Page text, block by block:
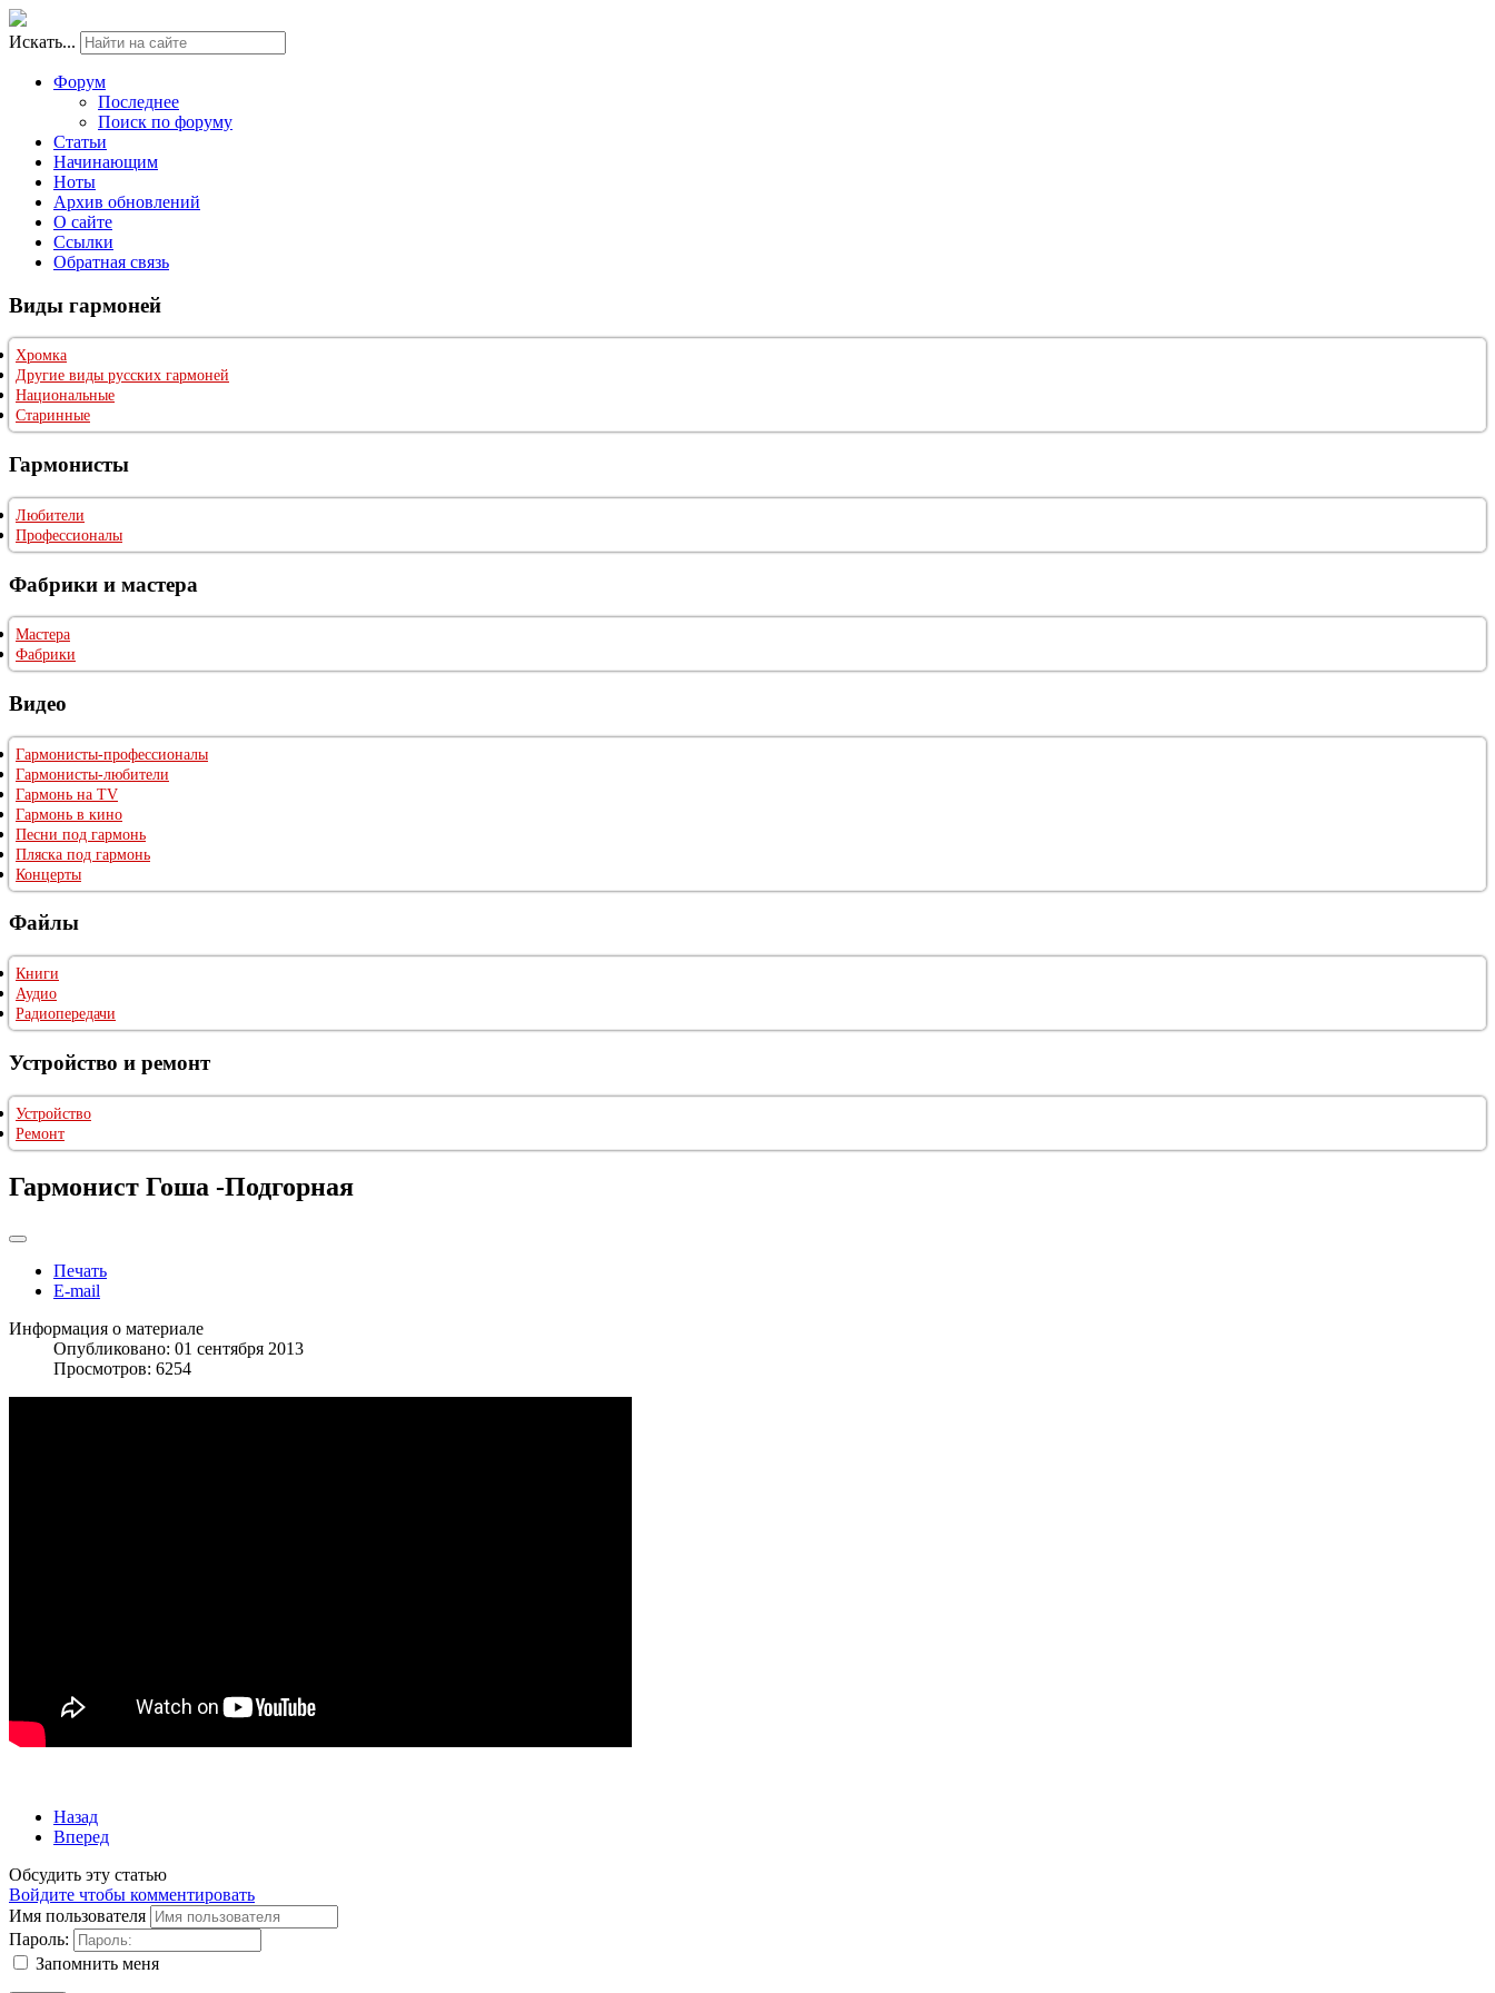
Искать...
Форум
Последнее
Поиск по форуму
Статьи
Начинающим
Ноты
Архив обновлений
О сайте
Ссылки
Обратная связь
Виды гармоней
Хромка
Другие виды русских гармоней
Национальные
Старинные
Гармонисты
Любители
Профессионалы
Фабрики и мастера
Мастера
Фабрики
Видео
Гармонисты-профессионалы
Гармонисты-любители
Гармонь на TV
Гармонь в кино
Песни под гармонь
Пляска под гармонь
Концерты
Файлы
Книги
Аудио
Радиопередачи
Устройство и ремонт
Устройство
Ремонт
Гармонист Гоша -Подгорная
Печать
E-mail
Информация о материале
Опубликовано: 01 сентября 2013
Просмотров: 6254
Назад
Вперед
Обсудить эту статью
Войдите чтобы комментировать
Имя пользователя
Пароль:
Запомнить меня